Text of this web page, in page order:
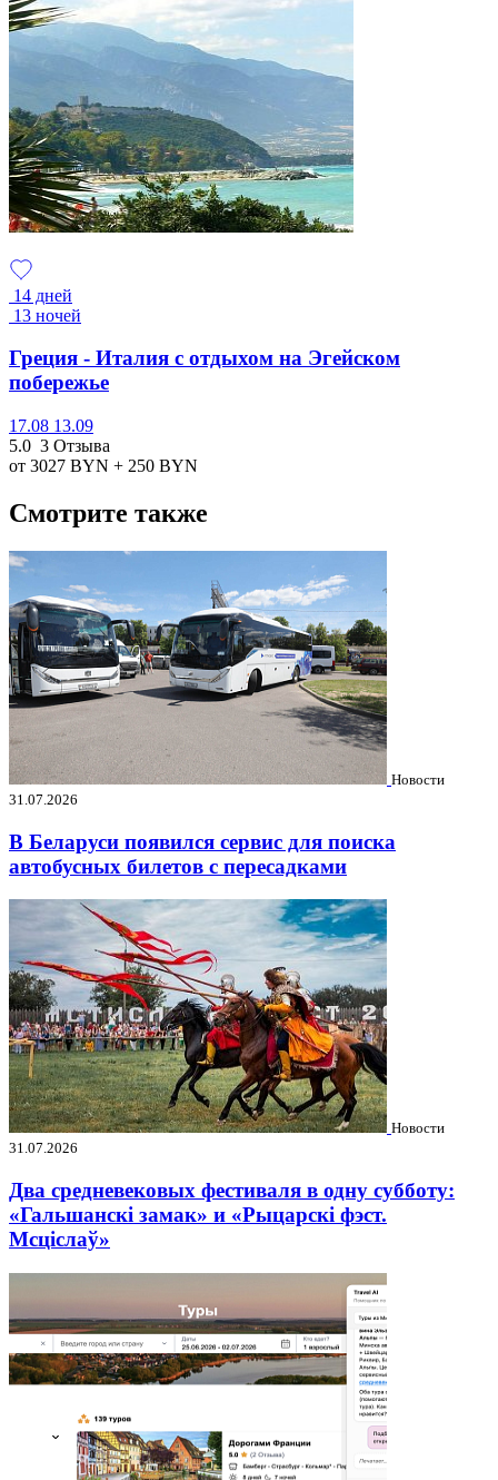
14 дней
13 ночей
Греция - Италия с отдыхом на Эгейском
побережье
17.08 13.09
5.0 3 Отзыва
от 3027 BYN + 250 BYN
Смотрите также
Новости
31.07.2026
В Беларуси появился сервис для поиска
автобусных билетов с пересадками
Новости
31.07.2026
Два средневековых фестиваля в одну субботу:
«Гальшанскі замак» и «Рыцарскі фэст.
Мсціслаў»